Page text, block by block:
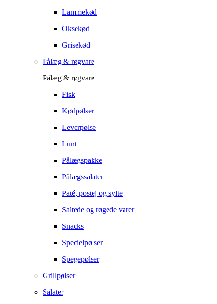
Lammekød
Oksekød
Grisekød
Pålæg & røgvare
Pålæg & røgvare
Fisk
Kødpølser
Leverpølse
Lunt
Pålægspakke
Pålægssalater
Paté, postej og sylte
Saltede og røgede varer
Snacks
Specielpølser
Spegepølser
Grillpølser
Salater